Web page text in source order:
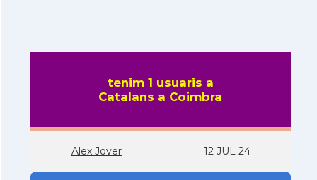
tenim 1 usuaris a
Catalans a Coimbra
Alex Jover 12 JUL 24